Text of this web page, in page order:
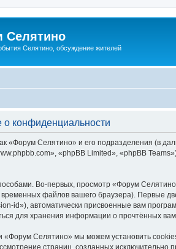
Селятино
Селятино, обсуждение жителей
конфиденциальности
«Форум Селятино» и его подразделения (в
«phpBB Limited», «phpBB
Во-первых, просмотр «Форум
файлов вашего браузера). Первые
id»), автоматически присвоенные вам
для хранения информации о прочтённых
«Форум Селятино» мы можем установить
страниц, созданных